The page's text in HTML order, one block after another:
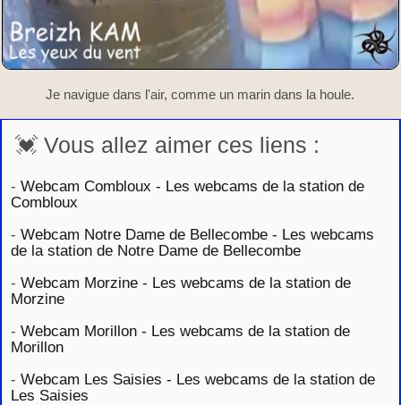
Je navigue dans l'air, comme un marin dans la houle.
💓 Vous allez aimer ces liens :
- Webcam Combloux - Les webcams de la station de
Combloux
- Webcam Notre Dame de Bellecombe - Les webcams
de la station de Notre Dame de Bellecombe
- Webcam Morzine - Les webcams de la station de
Morzine
- Webcam Morillon - Les webcams de la station de
Morillon
- Webcam Les Saisies - Les webcams de la station de
Les Saisies